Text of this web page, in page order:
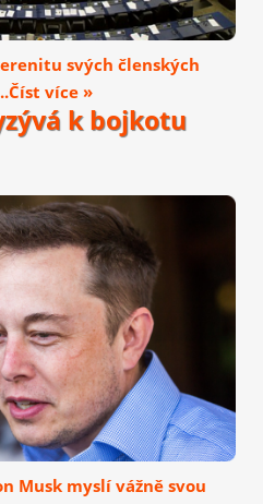
svých členských
více »
k bojkotu
Musk myslí vážně svou